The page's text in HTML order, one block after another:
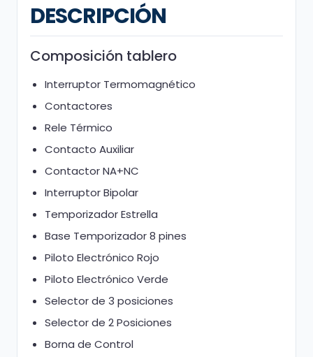
DESCRIPCIÓN
Composición tablero
Interruptor Termomagnético
Contactores
Rele Térmico
Contacto Auxiliar
Contactor NA+NC
Interruptor Bipolar
Temporizador Estrella
Base Temporizador 8 pines
Piloto Electrónico Rojo
Piloto Electrónico Verde
Selector de 3 posiciones
Selector de 2 Posiciones
Borna de Control